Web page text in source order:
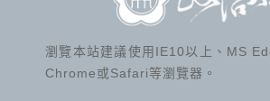
瀏覽本站建議使用IE10以上、MS
Chrome或Safari等瀏覽器。